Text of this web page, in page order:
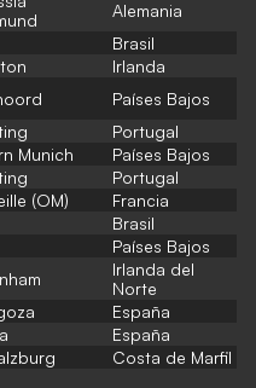
Alemania
Brasil
Irlanda
Países Bajos
Portugal
Munich
Países Bajos
Portugal
(OM)
Francia
Brasil
Países Bajos
Irlanda del
Norte
España
España
Costa de Marfil